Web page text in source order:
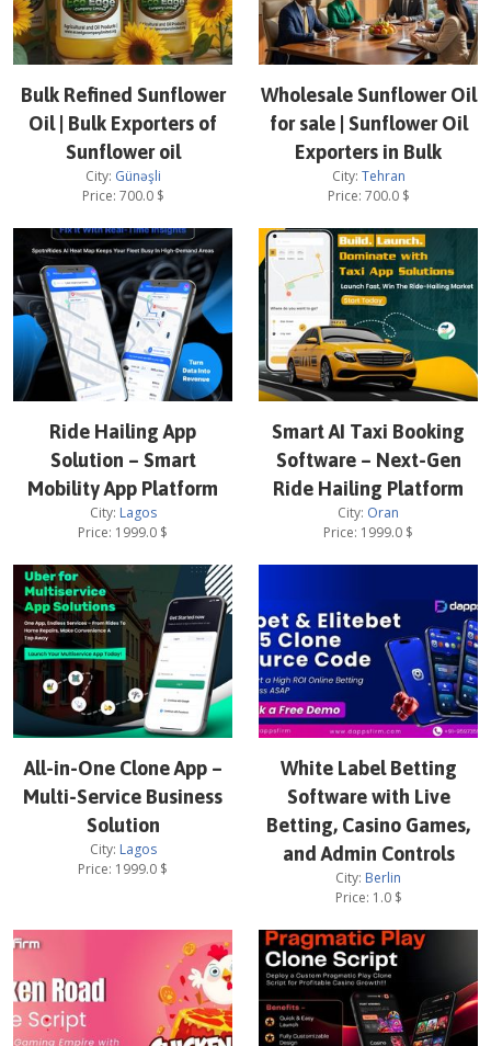
Bulk Refined Sunflower
Oil | Bulk Exporters of
Sunflower oil
City: Günəşli
Price: 700.0$
Wholesale Sunflower Oil
for sale | Sunflower Oil
Exporters in Bulk
City: Tehran
Price: 700.0$
Ride Hailing App
Solution – Smart
Mobility App Platform
City: Lagos
Price: 1999.0 $
Smart AI Taxi Booking
Software – Next-Gen
Ride Hailing Platform
City: Oran
Price: 1999.0 $
All-in-One Clone App –
Multi-Service Business
Solution
City: Lagos
Price: 1999.0 $
White Label Betting
Software with Live
Betting, Casino Games,
and Admin Controls
City: Berlin
Price: 1.0$